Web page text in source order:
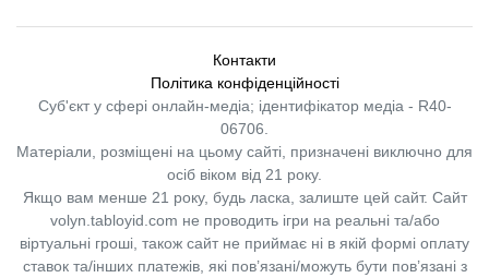
Контакти
Політика конфіденційності
Суб'єкт у сфері онлайн-медіа; ідентифікатор медіа - R40-
06706.
Матеріали, розміщені на цьому сайті, призначені виключно для
осіб віком від 21 року.
Якщо вам менше 21 року, будь ласка, залиште цей сайт. Сайт
volyn.tabloyid.com не проводить ігри на реальні та/або
віртуальні гроші, також сайт не приймає ні в якій формі оплату
ставок та/інших платежів, які пов’язані/можуть бути пов’язані з